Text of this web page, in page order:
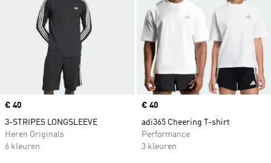
Price
€ 40
3-STRIPES LONGSLEEVE
Heren Originals
6 kleuren
Price
€ 40
adi365 Cheering T-shirt
Performance
3 kleuren